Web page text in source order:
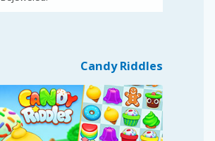
Candy Riddles